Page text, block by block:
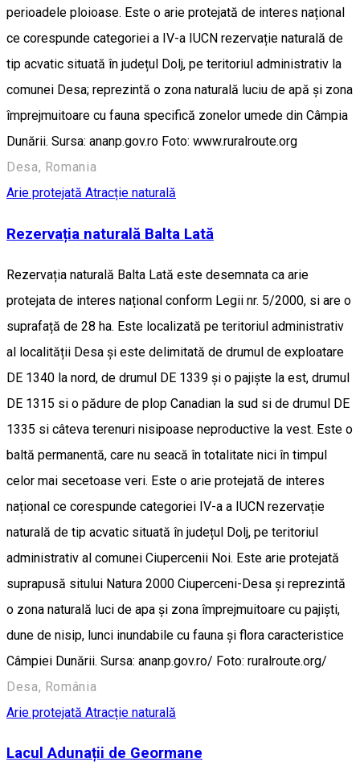
perioadele ploioase. Este o arie protejată de interes național
ce corespunde categoriei a IV-a IUCN rezervație naturală de
tip acvatic situată în județul Dolj, pe teritoriul administrativ la
comunei Desa; reprezintă o zona naturală luciu de apă și zona
împrejmuitoare cu fauna specifică zonelor umede din Câmpia
Dunării. Sursa: ananp.gov.ro Foto: www.ruralroute.org
Desa, Romania
Arie protejată Atracție naturală
Rezervația naturală Balta Lată
Rezervația naturală Balta Lată este desemnata ca arie
protejata de interes național conform Legii nr. 5/2000, si are o
suprafață de 28 ha. Este localizată pe teritoriul administrativ
al localității Desa și este delimitată de drumul de exploatare
DE 1340 la nord, de drumul DE 1339 și o pajiște la est, drumul
DE 1315 si o pădure de plop Canadian la sud si de drumul DE
1335 si câteva terenuri nisipoase neproductive la vest. Este o
baltă permanentă, care nu seacă în totalitate nici în timpul
celor mai secetoase veri. Este o arie protejată de interes
național ce corespunde categoriei IV-a a IUCN rezervație
naturală de tip acvatic situată în județul Dolj, pe teritoriul
administrativ al comunei Ciupercenii Noi. Este arie protejată
suprapusă sitului Natura 2000 Ciuperceni-Desa și reprezintă
o zona naturală luci de apa și zona împrejmuitoare cu pajiști,
dune de nisip, lunci inundabile cu fauna și flora caracteristice
Câmpiei Dunării. Sursa: ananp.gov.ro/ Foto: ruralroute.org/
Desa, România
Arie protejată Atracție naturală
Lacul Adunații de Geormane